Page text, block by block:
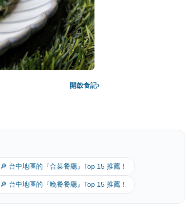
開啟食記›
🔎 台中地區的『合菜餐廳』Top 15 推薦！
🔎 台中地區的『晚餐餐廳』Top 15 推薦！